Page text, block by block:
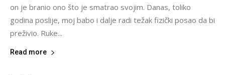
on je branio ono što je smatrao svojim. Danas, toliko
godina poslije, moj babo i dalje radi težak fizički posao da bi
preživio. Ruke...
Read more